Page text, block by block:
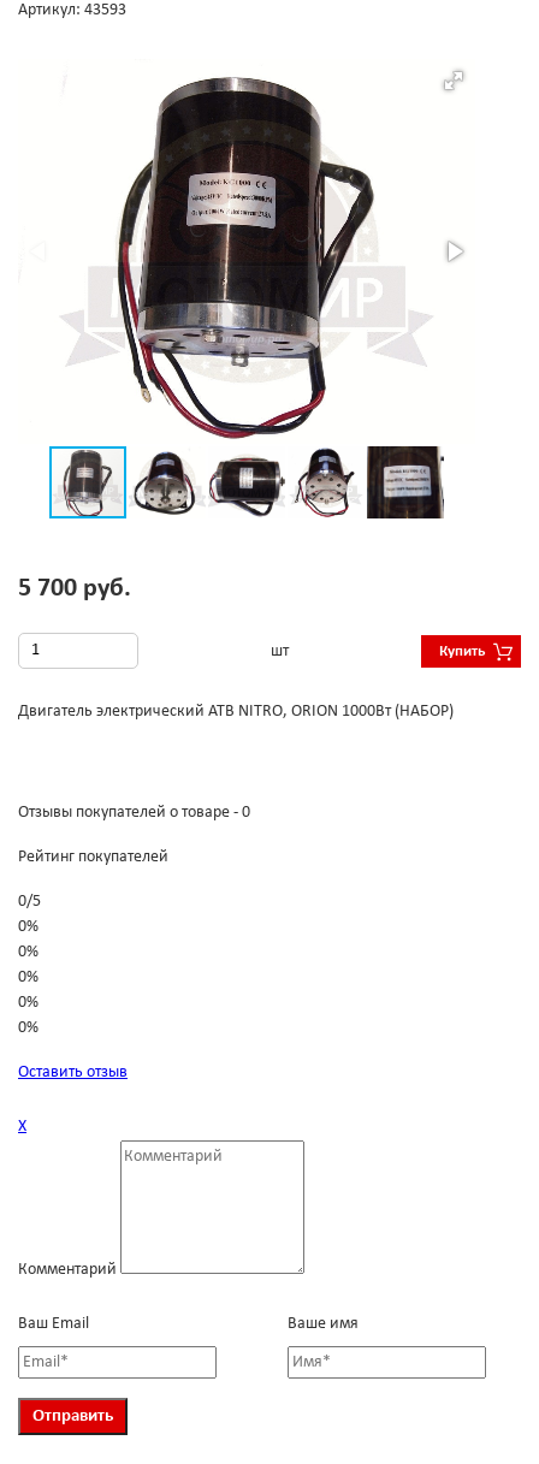
Артикул: 43593
5 700 руб.
шт Купить
Двигатель электрический АТВ NITRO, ORION 1000Вт (НАБОР)
Отзывы покупателей о товаре - 0
Рейтинг покупателей
0/5
0%
0%
0%
0%
0%
Оставить отзыв
Х
Комментарий
Ваш Email Ваше имя